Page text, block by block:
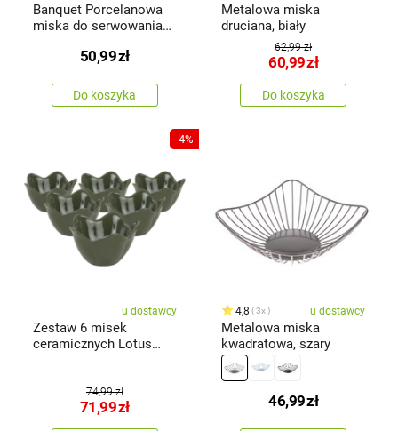
Banquet Porcelanowa
miska do serwowania
50,99zł
Do koszyka
Metalowa miska
druciana, biały
62,99 zł
60,99zł
Do koszyka
-4%
u dostawcy
Zestaw 6 misek
ceramicznych Lotus
74,99 zł
71,99zł
4,8 3x u dostawcy
Metalowa miska
kwadratowa, szary
46,99zł